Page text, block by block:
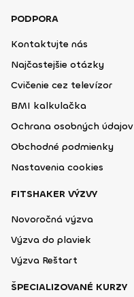
PODPORA
Kontaktujte nás
Najčastejšie otázky
Cvičenie cez televízor
BMI kalkulačka
Ochrana osobných údajov
Obchodné podmienky
Nastavenia cookies
FITSHAKER VÝZVY
Novoročná výzva
Výzva do plaviek
Výzva Reštart
ŠPECIALIZOVANÉ KURZY